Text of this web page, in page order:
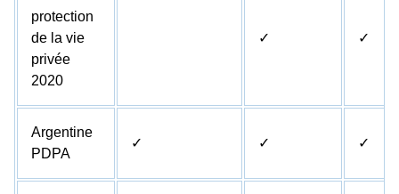
protection
de la vie
privée
2020
✓ ✓
Argentine
PDPA
✓ ✓ ✓